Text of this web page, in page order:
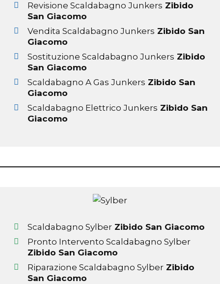
Revisione Scaldabagno Junkers Zibido
San Giacomo
Vendita Scaldabagno Junkers Zibido San
Giacomo
Sostituzione Scaldabagno Junkers Zibido
San Giacomo
Scaldabagno A Gas Junkers Zibido San
Giacomo
Scaldabagno Elettrico Junkers Zibido San
Giacomo
Scaldabagno Sylber Zibido San Giacomo
Pronto Intervento Scaldabagno Sylber
Zibido San Giacomo
Riparazione Scaldabagno Sylber Zibido
San Giacomo